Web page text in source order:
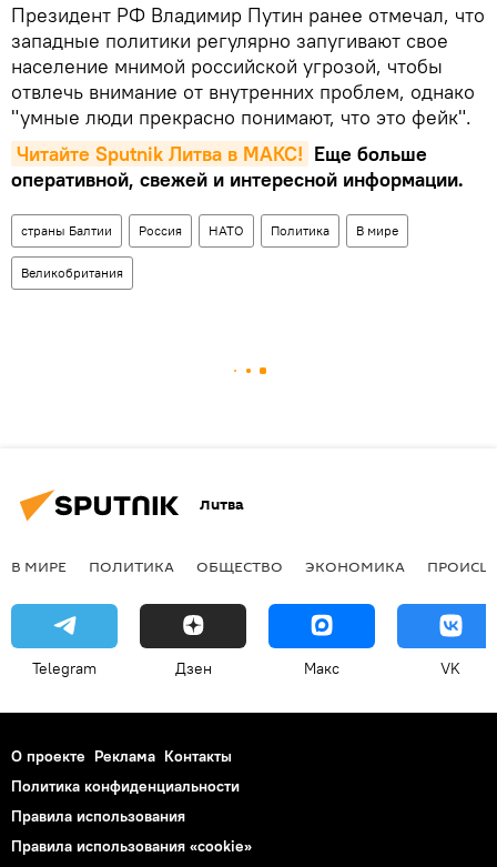
Президент РФ Владимир Путин ранее отмечал, что
западные политики регулярно запугивают свое
население мнимой российской угрозой, чтобы
отвлечь внимание от внутренних проблем, однако
"умные люди прекрасно понимают, что это фейк".
Читайте Sputnik Литва в MAКС! Еще больше
оперативной, свежей и интересной информации.
страны Балтии Россия НАТО Политика В мире
Великобритания
Литва
В МИРЕ ПОЛИТИКА ОБЩЕСТВО ЭКОНОМИКА
Telegram Дзен Макс VK
О проекте Реклама Контакты
Политика конфиденциальности
Правила использования
Правила использования «cookie»